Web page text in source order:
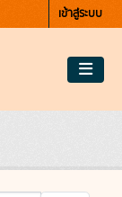
เข้าสู่ระบบ